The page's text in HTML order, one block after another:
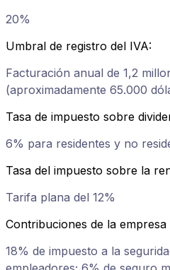
20%
Umbral de registro del IVA:
Facturación anual de 1,2
(aproximadamente 65.000
Tasa de impuesto sobre
6% para residentes y no
Tasa del impuesto sobre la
Tarifa plana del 12%
Contribuciones de la
18% de impuesto a la